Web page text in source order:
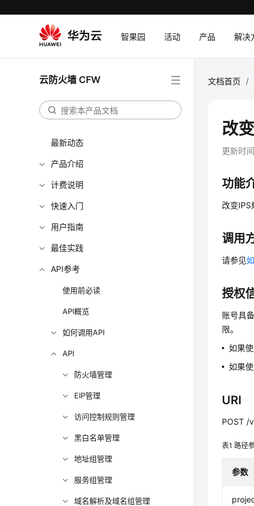
智果园 活动 产品 解决
云防火墙 CFW
最新动态
产品介绍
计费说明
快速入门
用户指南
最佳实践
API参考
使用前必读
API概览
如何调用API
API
防火墙管理
EIP管理
访问控制规则管理
黑白名单管理
地址组管理
服务组管理
域名解析及域名组管理
文档首页 /
改
更新时间
功能
改变IPS
调用
请参见
授权
账号具
限。
如果
如果
URI
POST /
表1路径
参数